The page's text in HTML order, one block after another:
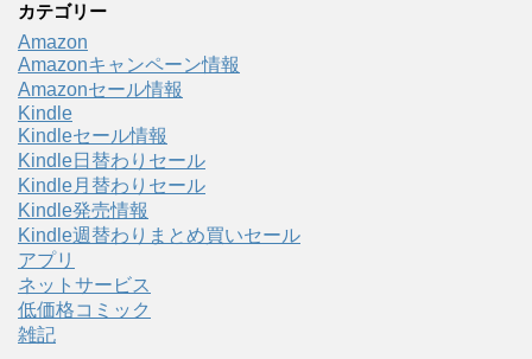
カテゴリー
Amazon
Amazonキャンペーン情報
Amazonセール情報
Kindle
Kindleセール情報
Kindle日替わりセール
Kindle月替わりセール
Kindle発売情報
Kindle週替わりまとめ買いセール
アプリ
ネットサービス
低価格コミック
雑記